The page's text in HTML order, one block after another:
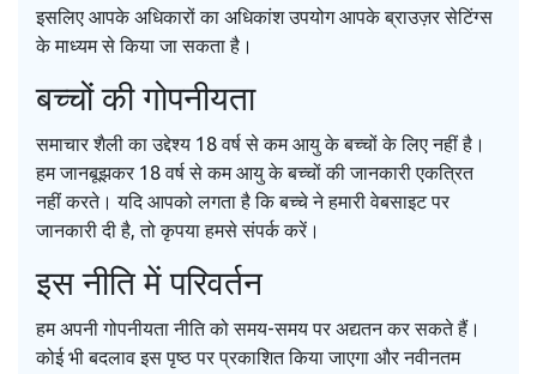
इसलिए आपके अधिकारों का अधिकांश उपयोग आपके ब्राउज़र सेटिंग्स
के माध्यम से किया जा सकता है।
बच्चों की गोपनीयता
समाचार शैली का उद्देश्य 18 वर्ष से कम आयु के बच्चों के लिए नहीं है।
हम जानबूझकर 18 वर्ष से कम आयु के बच्चों की जानकारी एकत्रित
नहीं करते। यदि आपको लगता है कि बच्चे ने हमारी वेबसाइट पर
जानकारी दी है, तो कृपया हमसे संपर्क करें।
इस नीति में परिवर्तन
हम अपनी गोपनीयता नीति को समय-समय पर अद्यतन कर सकते हैं।
कोई भी बदलाव इस पृष्ठ पर प्रकाशित किया जाएगा और नवीनतम